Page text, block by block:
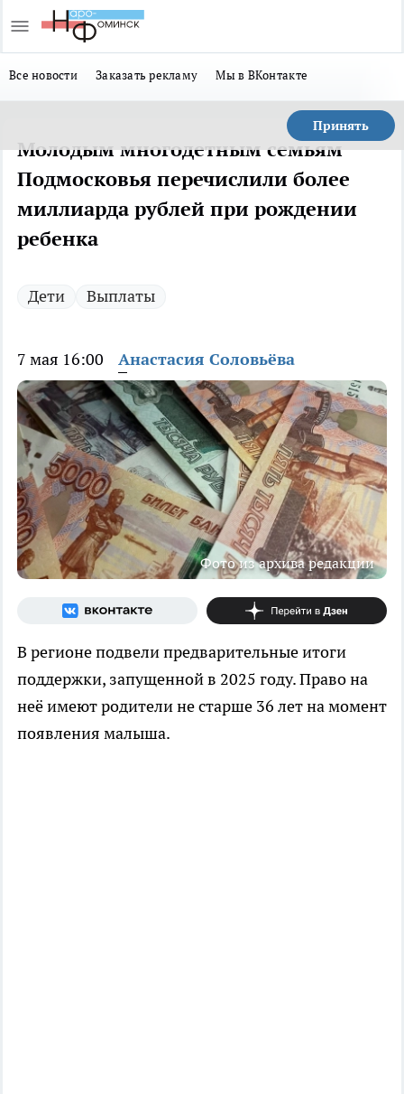
Все новости Заказать рекламу Мы в ВКонтакте
Принять
Молодым многодетным семьям
Подмосковья перечислили более
миллиарда рублей при рождении
ребенка
Дети Выплаты
7 мая 16:00 Анастасия Соловьёва
Фото из архива редакции
В регионе подвели предварительные итоги
поддержки, запущенной в 2025 году. Право на
неё имеют родители не старше 36 лет на момент
появления малыша.